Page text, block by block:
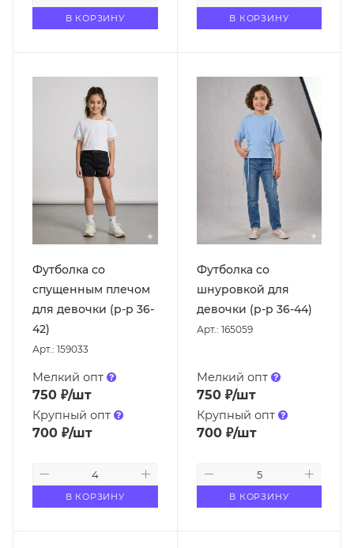
В КОРЗИНУ В КОРЗИНУ
Футболка со
спущенным плечом
для девочки (р-р 36-
42)
Арт.: 159033
Мелкий опт
750 ₽/шт
Крупный опт
700 ₽/шт
В КОРЗИНУ
Футболка со
шнуровкой для
девочки (р-р 36-44)
Арт.: 165059
Мелкий опт
750₽/шт
Крупный опт
700₽/шт
В КОРЗИНУ